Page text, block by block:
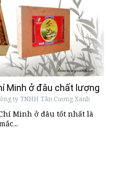
Minh ở đâu chất lượng
ty TNHH Tân Cương Xanh
Minh ở đâu tốt nhất là